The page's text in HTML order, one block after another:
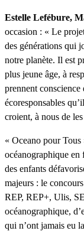
Estelle Lefébure,
occasion : « Le
des générations qui
notre planète. Il est
plus jeune âge, à
prennent conscience
écoresponsables
croient, à nous de
« Oceano pour Tous
océanographique en
des enfants
majeurs : le
REP, REP+, Ulis,
océanographique,
qui n’ont jamais eu